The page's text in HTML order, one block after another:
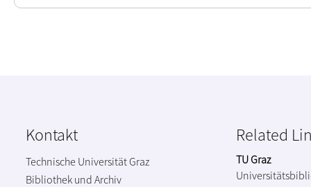
Kontakt
Technische Universität Graz
Bibliothek und Archiv
Related
TU Graz